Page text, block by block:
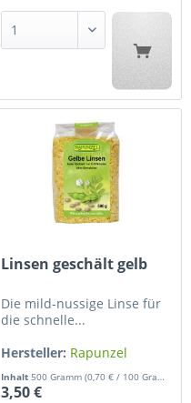
Linsen geschält gelb
Die mild-nussige Linse für
die schnelle...
Hersteller: Rapunzel
Inhalt 500 Gramm(0,70 € / 100 Gramm)
3,50 €